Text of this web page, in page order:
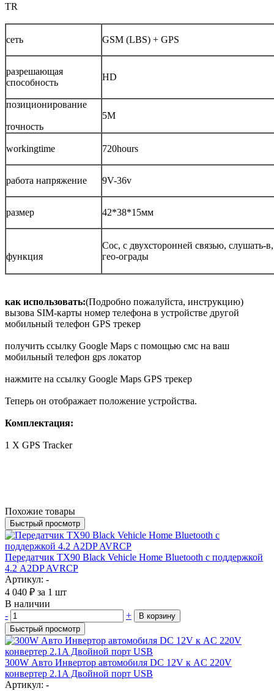
TR
сеть GSM (LBS) + GPS
разрешающая
способность
HD
позиционирование
точность
5M
workingtime 720hours
работа напряжение 9V-36v
размер 42*38*15мм
функция
Сос, с двухсторонней связью, слушать-в,
гео-ограды
как использовать:(Подробно пожалуйста, инструкцию)
вызова SIM-карты номер телефона в устройстве другой
мобильный телефон GPS трекер
получить ссылку Google Maps с помощью смс на ваш
мобильный телефон gps локатор
нажмите на ссылку Google Maps GPS трекер
Теперь он отображает положение устройства.
Комплектация:
1 X GPS Tracker
Похожие товары
Быстрый просмотр
Передатчик TX90 Black Vehicle Home Bluetooth с поддержкой
4.2 A2DP AVRCP
Артикул: -
4 040 ₽ за 1 шт
В наличии
-
+
В корзину
Быстрый просмотр
300W Авто Инвертор автомобиля DC 12V к AC 220V
конвертер 2.1A Двойной порт USB
Артикул: -